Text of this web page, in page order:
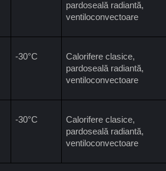
pardoseală radiantă,
ventiloconvectoare
-30°C
Calorifere clasice,
pardoseală radiantă,
ventiloconvectoare
-30°C
Calorifere clasice,
pardoseală radiantă,
ventiloconvectoare